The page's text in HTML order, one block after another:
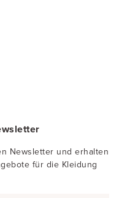
Newsletter und erhalten
für die Kleidung